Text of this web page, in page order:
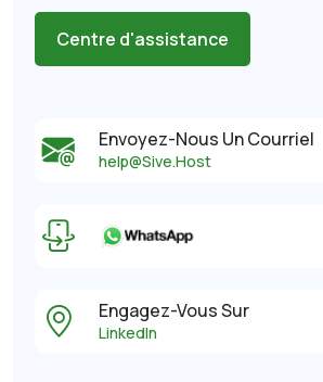
Centre d'assistance
Envoyez-Nous Un Courriel
help@Sive.Host
Engagez-Vous Sur
LinkedIn